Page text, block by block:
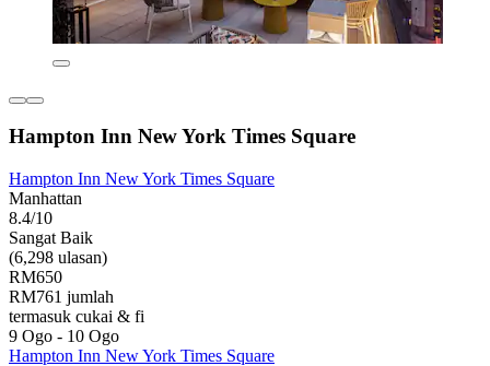
Hampton Inn New York Times Square
Hampton Inn New York Times Square
Manhattan
8.4/10
Sangat Baik
(6,298 ulasan)
RM650
RM761 jumlah
termasuk cukai & fi
9 Ogo - 10 Ogo
Hampton Inn New York Times Square